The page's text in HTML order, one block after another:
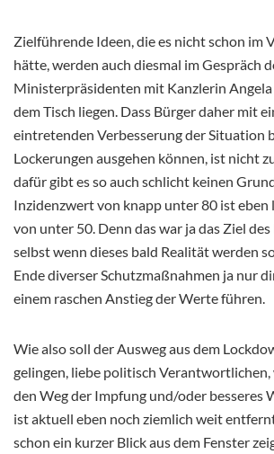
Zielführende Ideen, die es nicht schon im
hätte, werden auch diesmal im Gespräch
Ministerpräsidenten mit Kanzlerin
dem Tisch liegen. Dass Bürger daher mit
eintretenden Verbesserung der Situation
Lockerungen ausgehen können, ist nicht
dafür gibt es so auch schlicht keinen
Inzidenzwert von knapp unter 80 ist eben
von unter 50. Denn das war ja das Ziel
selbst wenn dieses bald Realität werden
Ende diverser Schutzmaßnahmen ja nur
einem raschen Anstieg der Werte führen.
Wie also soll der Ausweg aus dem
gelingen, liebe politisch
den Weg der Impfung und/oder besseres
ist aktuell eben noch ziemlich weit
schon ein kurzer Blick aus dem Fenster